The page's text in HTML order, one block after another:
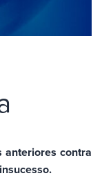
anteriores contra